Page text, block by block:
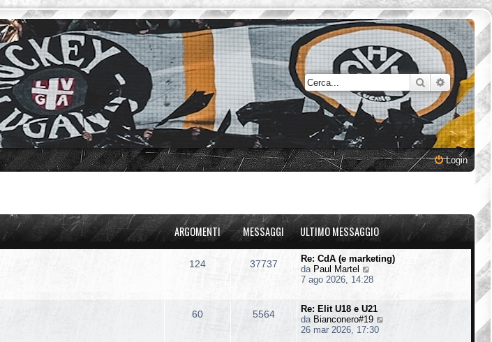
Cerca Ricerca
Login
ARGOMENTI MESSAGGI ULTIMO MESSAGGIO
124 37737
Re: CdA (e marketing)
da Paul Martel
e
i
u
l
t
7 ago 2026, 14:28
60 5564
Re: Elit U18 e U21
da Bianconero#19
26 mar 2026, 17:30